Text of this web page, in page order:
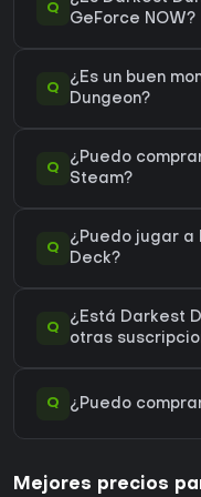
Q
GeForce NOW?
Q
¿Es un buen
Dungeon?
Q
¿Puedo
Steam?
Q
¿Puedo jugar a
Deck?
Q
¿Está Darkest
otras
Q ¿Puedo
Mejores precios